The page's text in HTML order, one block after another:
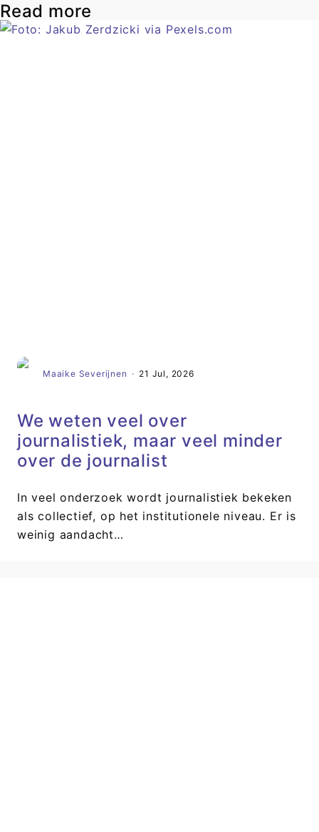
Read more
Maaike Severijnen · 21 Jul, 2026
We weten veel over
journalistiek, maar veel minder
over de journalist
In veel onderzoek wordt journalistiek bekeken
als collectief, op het institutionele niveau. Er is
weinig aandacht…